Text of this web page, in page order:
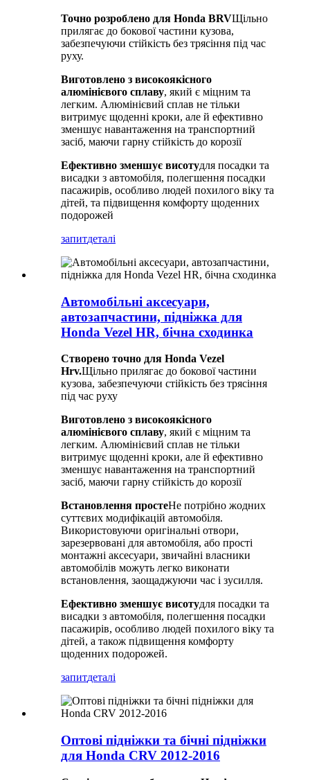
Точно розроблено для Honda BRVЩільно
прилягає до бокової частини кузова,
забезпечуючи стійкість без трясіння під час
руху.
Виготовлено з високоякісного
алюмінієвого сплаву, який є міцним та
легким. Алюмінієвий сплав не тільки
витримує щоденні кроки, але й ефективно
зменшує навантаження на транспортний
засіб, маючи гарну стійкість до корозії
Ефективно зменшує висотудля посадки та
висадки з автомобіля, полегшення посадки
пасажирів, особливо людей похилого віку та
дітей, та підвищення комфорту щоденних
подорожей
запитдеталі
Автомобільні аксесуари,
автозапчастини, підніжка для
Honda Vezel HR, бічна сходинка
Створено точно для Honda Vezel
Hrv.Щільно прилягає до бокової частини
кузова, забезпечуючи стійкість без трясіння
під час руху
Виготовлено з високоякісного
алюмінієвого сплаву, який є міцним та
легким. Алюмінієвий сплав не тільки
витримує щоденні кроки, але й ефективно
зменшує навантаження на транспортний
засіб, маючи гарну стійкість до корозії
Встановлення простеНе потрібно жодних
суттєвих модифікацій автомобіля.
Використовуючи оригінальні отвори,
зарезервовані для автомобіля, або прості
монтажні аксесуари, звичайні власники
автомобілів можуть легко виконати
встановлення, заощаджуючи час і зусилля.
Ефективно зменшує висотудля посадки та
висадки з автомобіля, полегшення посадки
пасажирів, особливо людей похилого віку та
дітей, а також підвищення комфорту
щоденних подорожей.
запитдеталі
Оптові підніжки та бічні підніжки
для Honda CRV 2012-2016